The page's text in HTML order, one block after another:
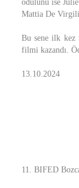
ödülünü ise
Mattia De
Bu sene ilk kez
filmi kazandı.
13.10.2024
11. BIFED